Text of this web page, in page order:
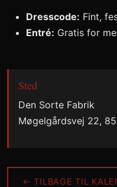
Dresscode: Fint,
Entré: Gratis for
Sted
Den Sorte Fabrik
Møgelgårdsvej 22,
← TILBAGE TIL